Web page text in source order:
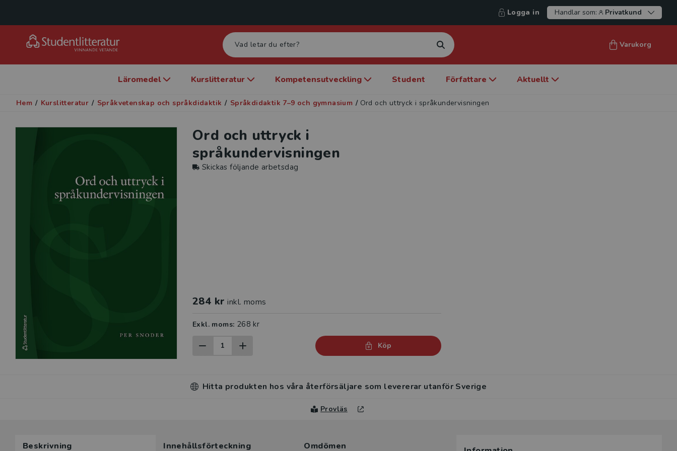
Logga in Handlar som: Privatkund
Varukorg
Läromedel Kurslitteratur Kompetensutveckling Student Författare Aktuellt
Hem / Kurslitteratur / Språkvetenskap och språkdidaktik / Språkdidaktik 7–9 och gymnasium / Ord och uttryck i språkundervisningen
Ord och uttryck i
språkundervisningen
Skickas följande arbetsdag
284 kr inkl. moms
Exkl. moms: 268 kr
Köp
Hitta produkten hos våra återförsäljare som levererar utanför Sverige
Provläs
Beskrivning Innehållsförteckning Omdömen